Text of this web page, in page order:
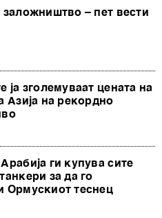
заложништво – пет вести
ја зголемуваат цената на
Азија на рекордно
ги купува сите
за да го
Ормускиот теснец